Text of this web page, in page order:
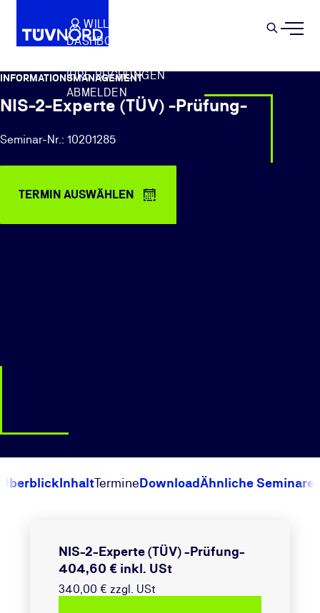
Springe zum Hauptinhalt
WILLKOMMEN
DASHBOARD
IHRE BUCHUNGEN
ABMELDEN
INFORMATIONSMANAGEMENT
NIS-2-Experte (TÜV) -Prüfung-
Seminar-Nr.: 10201285
TERMIN AUSWÄHLEN
ÜberblickInhaltTermineDownloadÄhnliche Seminare
NIS-2-Experte (TÜV) -Prüfung-
404,60 € inkl. USt
340,00 € zzgl. USt